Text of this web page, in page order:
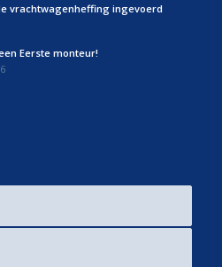
vrachtwagenheffing ingevoerd
Eerste monteur!